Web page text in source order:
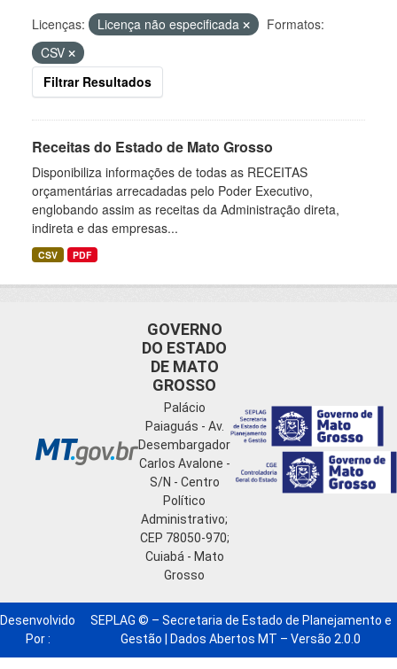
Licenças: Licença não especificada
Formatos:
CSV
Filtrar Resultados
Receitas do Estado de Mato Grosso
Disponibiliza informações de todas as RECEITAS
orçamentárias arrecadadas pelo Poder Executivo,
englobando assim as receitas da Administração direta,
indireta e das empresas...
CSV PDF
GOVERNO
DO ESTADO
DE MATO
GROSSO
Palácio
Paiaguás - Av.
Desembargador
Carlos Avalone -
S/N - Centro
Político
Administrativo;
CEP 78050-970;
Cuiabá - Mato
Grosso
Desenvolvido
Por :
SEPLAG © – Secretaria de Estado de Planejamento e
Gestão | Dados Abertos MT – Versão 2.0.0